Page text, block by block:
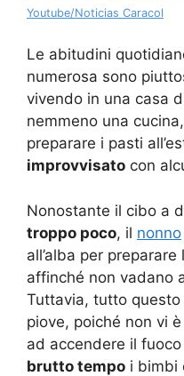
Youtube/Noticias Caracol
Le abitudini
numerosa sono
vivendo in una casa
nemmeno una
preparare i pasti
improvvisato con
Nonostante il cibo a
troppo poco, il nonno
all’alba per
affinché non vadano
Tuttavia, tutto
piove, poiché non vi
ad accendere il fuoco
brutto tempo i bimbi